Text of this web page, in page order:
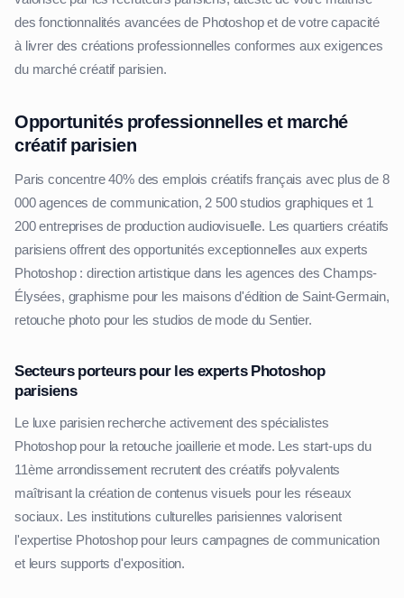
des fonctionnalités avancées de Photoshop et de votre capacité
à livrer des créations professionnelles conformes aux exigences
du marché créatif parisien.
Opportunités professionnelles et marché
créatif parisien
Paris concentre 40% des emplois créatifs français avec plus de 8
000 agences de communication, 2 500 studios graphiques et 1
200 entreprises de production audiovisuelle. Les quartiers créatifs
parisiens offrent des opportunités exceptionnelles aux experts
Photoshop : direction artistique dans les agences des Champs-
Élysées, graphisme pour les maisons d'édition de Saint-Germain,
retouche photo pour les studios de mode du Sentier.
Secteurs porteurs pour les experts Photoshop
parisiens
Le luxe parisien recherche activement des spécialistes
Photoshop pour la retouche joaillerie et mode. Les start-ups du
11ème arrondissement recrutent des créatifs polyvalents
maîtrisant la création de contenus visuels pour les réseaux
sociaux. Les institutions culturelles parisiennes valorisent
l'expertise Photoshop pour leurs campagnes de communication
et leurs supports d'exposition.